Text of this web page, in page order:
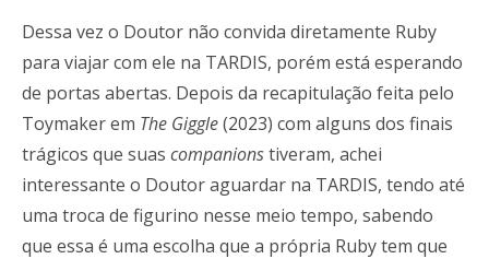
Dessa vez o Doutor não convida diretamente Ruby
para viajar com ele na TARDIS, porém está esperando
de portas abertas. Depois da recapitulação feita pelo
Toymaker em The Giggle(2023) com alguns dos finais
trágicos que suas companionstiveram, achei
interessante o Doutor aguardar na TARDIS, tendo até
uma troca de figurino nesse meio tempo, sabendo
que essa é uma escolha que a própria Ruby tem que